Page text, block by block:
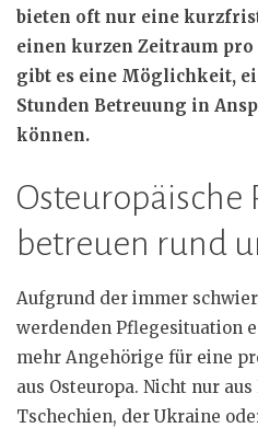
bieten oft nur eine
einen kurzen Zeitraum pro
gibt es eine Möglichkeit,
Stunden Betreuung in
können.
Osteuropäische
betreuen rund
Aufgrund der immer
werdenden Pflegesituation
mehr Angehörige für eine
aus Osteuropa. Nicht nur aus
Tschechien, der Ukraine